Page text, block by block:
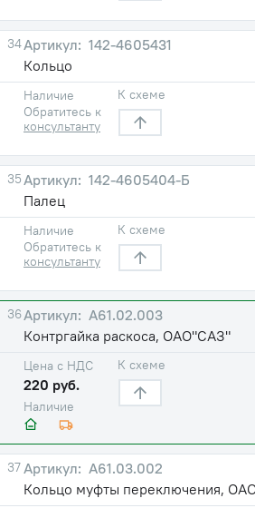
34
142-4605431
Кольцо
Наличие
Обратитесь к
консультанту
К схеме
35
142-4605404-Б
Палец
Наличие
Обратитесь к
консультанту
К схеме
36
А61.02.003
Контргайка раскоса, ОАО"САЗ"
Наличие
Цена с НДС
220 руб.
К схеме
37
А61.03.002
Кольцо муфты переключения,